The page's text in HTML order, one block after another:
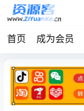
首页 成为会员